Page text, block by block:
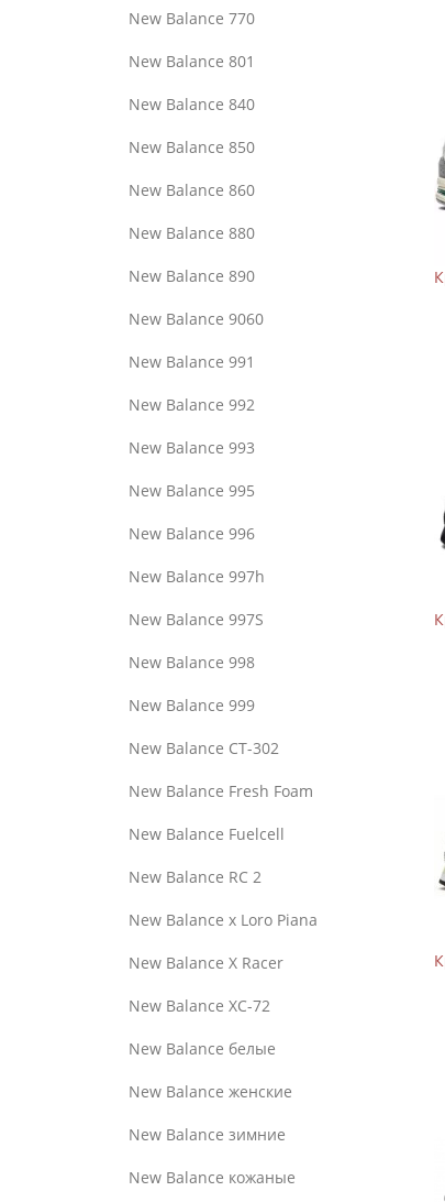
New Balance 770
New Balance 801
New Balance 840
New Balance 850
New Balance 860
New Balance 880
New Balance 890
New Balance 9060
New Balance 991
New Balance 992
New Balance 993
New Balance 995
New Balance 996
New Balance 997h
New Balance 997S
New Balance 998
New Balance 999
New Balance CT-302
New Balance Fresh Foam
New Balance Fuelcell
New Balance RC 2
New Balance x Loro Piana
New Balance X Racer
New Balance XC-72
New Balance белые
New Balance женские
New Balance зимние
New Balance кожаные